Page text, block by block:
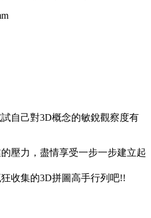
自己對3D概念的敏銳觀察度有
壓力，盡情享受一步一步建立起
收集的3D拼圖高手行列吧!!